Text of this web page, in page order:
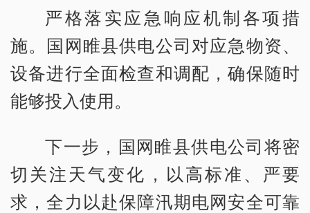
严格落实应急响应机制各项措
施。国网睢县供电公司对应急物资、
设备进行全面检查和调配，确保随时
能够投入使用。
下一步，国网睢县供电公司将密
切关注天气变化，以高标准、严要
求，全力以赴保障汛期电网安全可靠